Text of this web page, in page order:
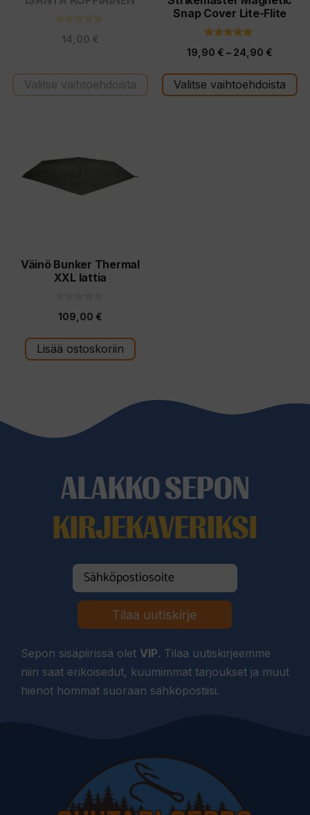
5:stä
14,00 €
Valitse vaihtoehdoista
Snap Cover Lite-Flite
5:stä
19,90 € – 24,90 €
-
Valitse vaihtoehdoista
sivulla.
Väinö Bunker Thermal
XXL lattia
s
t
ä
109,00 €
Lisää ostoskoriin
ALAKKO SEPON
KIRJEKAVERIKSI
Tilaa uutiskirje
Sepon sisäpiirissä olet VIP. Tilaa uutiskirjeemme
niin saat erikoisedut, kuumimmat tarjoukset ja muut
hienot hommat suoraan sähköpostiisi.